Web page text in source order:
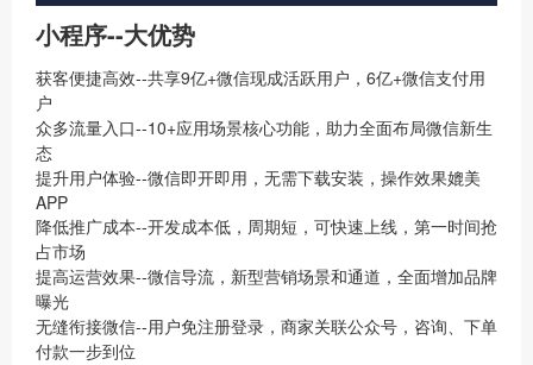
小程序--大优势
获客便捷高效--共享9亿+微信现成活跃用户，6亿+微信支付用
户
众多流量入口--10+应用场景核心功能，助力全面布局微信新生
态
提升用户体验--微信即开即用，无需下载安装，操作效果媲美
APP
降低推广成本--开发成本低，周期短，可快速上线，第一时间抢
占市场
提高运营效果--微信导流，新型营销场景和通道，全面增加品牌
曝光
无缝衔接微信--用户免注册登录，商家关联公众号，咨询、下单
付款一步到位